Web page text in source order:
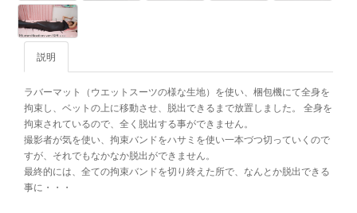
説明
ラバーマット（ウエットスーツの様な生地）を使い、梱包機にて全身を
拘束し、ベットの上に移動させ、脱出できるまで放置しました。 全身を
拘束されているので、全く脱出する事ができません。
撮影者が気を使い、拘束バンドをハサミを使い一本づつ切っていくので
すが、それでもなかなか脱出ができません。
最終的には、全ての拘束バンドを切り終えた所で、なんとか脱出できる
事に・・・